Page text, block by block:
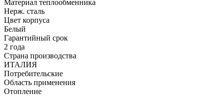
Материал теплообменника
Нерж. сталь
Цвет корпуса
Белый
Гарантийный срок
2 года
Страна производства
ИТАЛИЯ
Потребительские
Область применения
Отопление